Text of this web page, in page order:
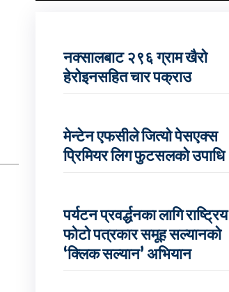
नक्सालबाट २९६ ग्राम खैरो
हेरोइनसहित चार पक्राउ
मेन्टेन एफसीले जित्यो पेसएक्स
प्रिमियर लिग फुटसलको उपाधि
पर्यटन प्रवर्द्धनका लागि राष्ट्रिय
फोटो पत्रकार समूह सल्यानको
‘क्लिक सल्यान’ अभियान